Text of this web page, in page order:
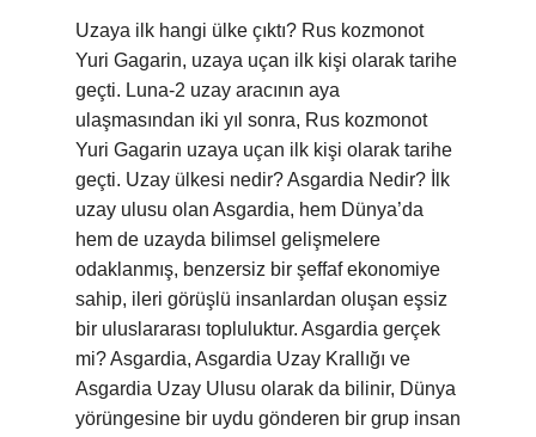
Uzaya ilk hangi ülke çıktı? Rus kozmonot
Yuri Gagarin, uzaya uçan ilk kişi olarak tarihe
geçti. Luna-2 uzay aracının aya
ulaşmasından iki yıl sonra, Rus kozmonot
Yuri Gagarin uzaya uçan ilk kişi olarak tarihe
geçti. Uzay ülkesi nedir? Asgardia Nedir? İlk
uzay ulusu olan Asgardia, hem Dünya’da
hem de uzayda bilimsel gelişmelere
odaklanmış, benzersiz bir şeffaf ekonomiye
sahip, ileri görüşlü insanlardan oluşan eşsiz
bir uluslararası topluluktur. Asgardia gerçek
mi? Asgardia, Asgardia Uzay Krallığı ve
Asgardia Uzay Ulusu olarak da bilinir, Dünya
yörüngesine bir uydu gönderen bir grup insan